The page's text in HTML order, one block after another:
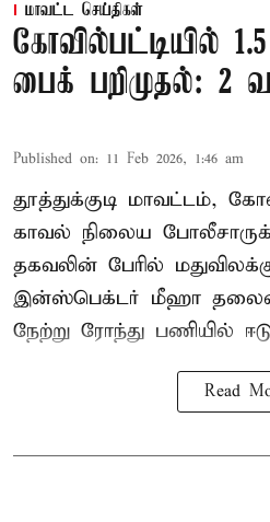
மாவட்ட செய்திகள்
கோவில்பட்டியில்
பைக் பறிமுதல்: 2
Published on: 11 Feb 2026, 1:46 am
தூத்துக்குடி மாவட்டம்,
காவல் நிலைய
தகவலின் பேரில்
இன்ஸ்பெக்டர் மீஹா
நேற்று ரோந்து பணியில்
Read